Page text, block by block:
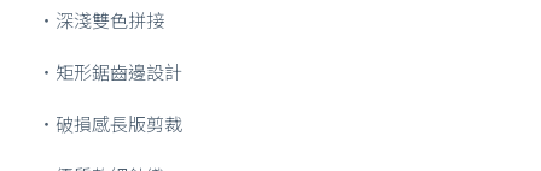
・深淺雙色拼接
・矩形鋸齒邊設計
・破損感長版剪裁